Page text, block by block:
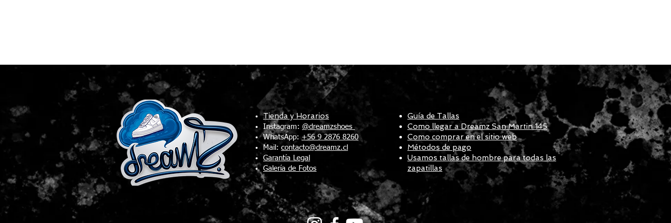
Tienda y Horarios
Instagram: @dreamzshoes
WhatsApp:+56 9 2876 8260
Mail: contacto@dreamz.cl
Garantía Legal
Galería de Fotos
Guía de Tallas
Como llegar a Dreamz San Martin 145
Como comprar en el sitio web
Métodos de pago
Usamos tallas de hombre para todas las
zapatillas